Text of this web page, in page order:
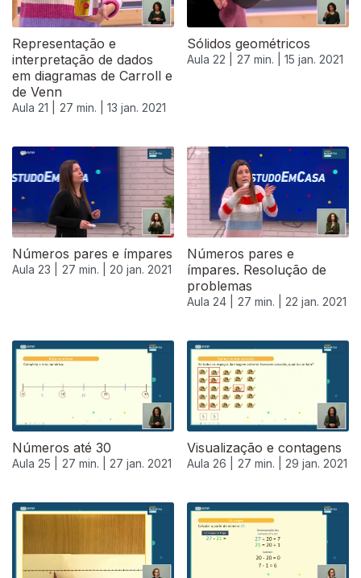
Representação e
interpretação de dados
em diagramas de Carroll e
de Venn
Aula 21 | 27 min. | 13 jan. 2021
Sólidos geométricos
Aula 22 | 27 min. | 15 jan. 2021
Números pares e ímpares
Aula 23 | 27 min. | 20 jan. 2021
Números pares e
ímpares. Resolução de
problemas
Aula 24 | 27 min. | 22 jan. 2021
519346
Números até 30
Aula 25 | 27 min. | 27 jan. 2021
Visualização e contagens
Aula 26 | 27 min. | 29 jan. 2021